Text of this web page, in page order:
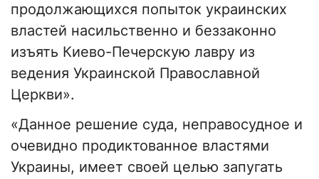
продолжающихся попыток украинских
властей насильственно и беззаконно
изъять Киево-Печерскую лавру из
ведения Украинской Православной
Церкви».
«Данное решение суда, неправосудное и
очевидно продиктованное властями
Украины, имеет своей целью запугать